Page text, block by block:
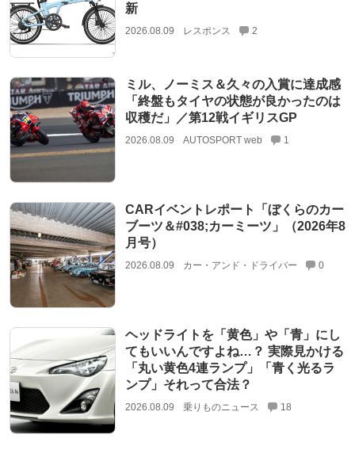
新
2026.08.09 レスポンス 2
ミル、ノーミス＆久々の入賞に達成感
「終盤もタイヤの状態が良かったのは
収穫だ」／第12戦イギリスGP
2026.08.09 AUTOSPORT web 1
CARイベントレポート「ぼくらのカー
ブーツ＆#038;カーミーツ」（2026年8
月号）
2026.08.09 カー・アンド・ドライバー 0
ヘッドライトを「黄色」や「青」にし
てもいいんですよね…？ 実際見かける
「丸い黄色4連ランプ」「青く光るラ
ンプ」それって合法？
2026.08.09 乗りものニュース 18